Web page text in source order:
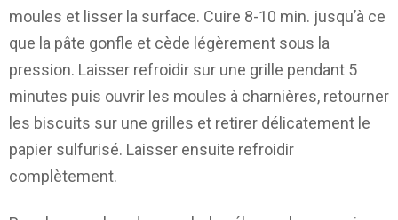
moules et lisser la surface. Cuire 8-10 min. jusqu’à ce
que la pâte gonfle et cède légèrement sous la
pression. Laisser refroidir sur une grille pendant 5
minutes puis ouvrir les moules à charnières, retourner
les biscuits sur une grilles et retirer délicatement le
papier sulfurisé. Laisser ensuite refroidir
complètement.